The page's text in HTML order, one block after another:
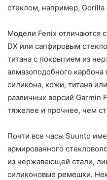
стеклом, например, Gorilla
Модели Fenix отличаются
DX или сапфировым
титана с покрытием из
алмазоподобного
силикона, кожи, титана
различных версий Garmin
тяжелее и прочнее, чем
Почти все часы Suunto
армированного
из нержавеющей стали,
силиконовые ремешки.